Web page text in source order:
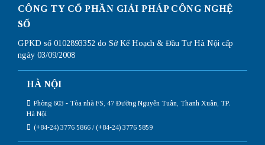
CÔNG TY CỔ PHẦN GIẢI PHÁP CÔNG NGHỆ
SỐ
GPKD số 0102893352 do Sở Kế Hoạch & Đầu Tư Hà Nội cấp
ngày 03/09/2008
HÀ NỘI
Phòng 603 - Tòa nhà FS, 47 Đường Nguyễn Tuân, Thanh Xuân, TP.
Hà Nội
(+84-24) 3776 5866 / (+84-24) 3776 5859